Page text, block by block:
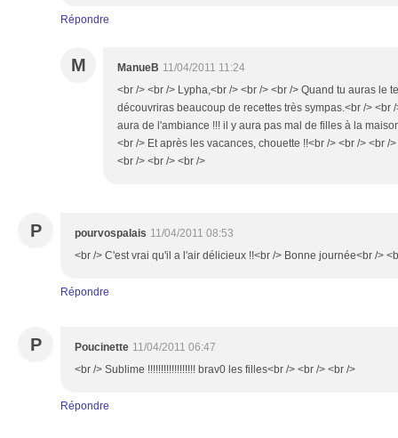
Répondre
M ManueB 11/04/2011 11:24
<br /> <br /> Lypha,<br /> <br /> <br /> Quand tu auras le
découvriras beaucoup de recettes très sympas.<br /> <br
aura de l'ambiance !!! il y aura pas mal de filles à la
<br /> Et après les vacances, chouette !!<br /> <br /> <br /
<br /> <br /> <br />
P pourvospalais 11/04/2011 08:53
<br /> C'est vrai qu'il a l'air délicieux !!<br /> Bonne journée<br />
Répondre
P Poucinette 11/04/2011 06:47
<br /> Sublime !!!!!!!!!!!!!!!!!! brav0 les filles<br /> <br /> <br />
Répondre